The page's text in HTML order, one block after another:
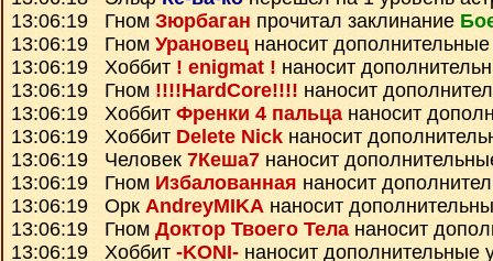
13:06:19 Гном Зюрбаган прочитал заклинание
13:06:19 Гном Урановец наносит
13:06:19 Хоббит ! enigmat ! наносит
13:06:19 Гном !!!!HardCore!!!! наносит
13:06:19 Хоббит Френки 4 пальцананосит
13:06:19 Хоббит Delete Nick наносит
13:06:19 Человек 7Кеша7 наносит
13:06:19 Гном Избалованная наносит
13:06:19 Орк AndreyMIKA наносит
13:06:19 Гном Доктор Твоего Тела наносит
13:06:19 Хоббит -KONI- наносит дополнительные